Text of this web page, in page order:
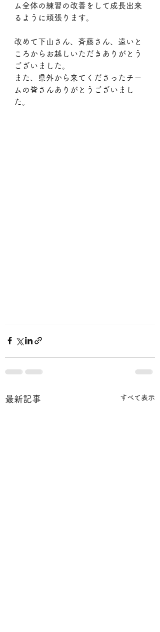
ム全体の練習の改善をして成長出来
るように頑張ります。
改めて下山さん、斉藤さん、遠いと
ころからお越しいただきありがとう
ございました。
また、県外から来てくださったチー
ムの皆さんありがとうございまし
た。
最新記事 すべて表示